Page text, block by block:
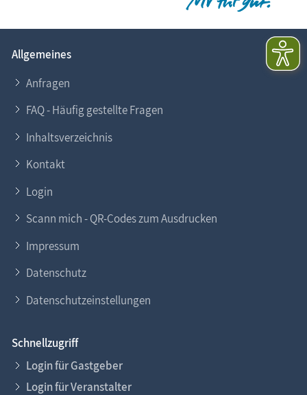
Allgemeines
Anfragen
FAQ - Häufig gestellte Fragen
Inhaltsverzeichnis
Kontakt
Login
Scann mich - QR-Codes zum Ausdrucken
Impressum
Datenschutz
Datenschutzeinstellungen
Schnellzugriff
Login für Gastgeber
Login für Veranstalter